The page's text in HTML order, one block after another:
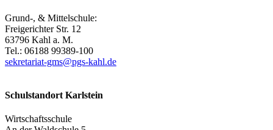
Grund-, & Mittelschule:
Freigerichter Str. 12
63796 Kahl a. M.
Tel.: 06188 99389-100
sekretariat-gms@pgs-kahl.de
Schulstandort Karlstein
Wirtschaftsschule